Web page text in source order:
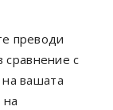
преводи
сравнение с
вашата
на